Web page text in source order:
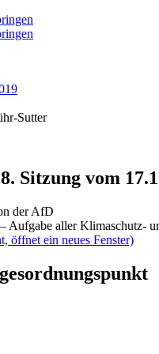
Sutter
Sitzung vom
der AfD
Aufgabe aller Klimaschutz-
öffnet ein neues Fenster)